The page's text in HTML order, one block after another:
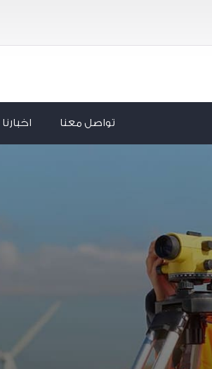
اخبارنا تواصل معنا